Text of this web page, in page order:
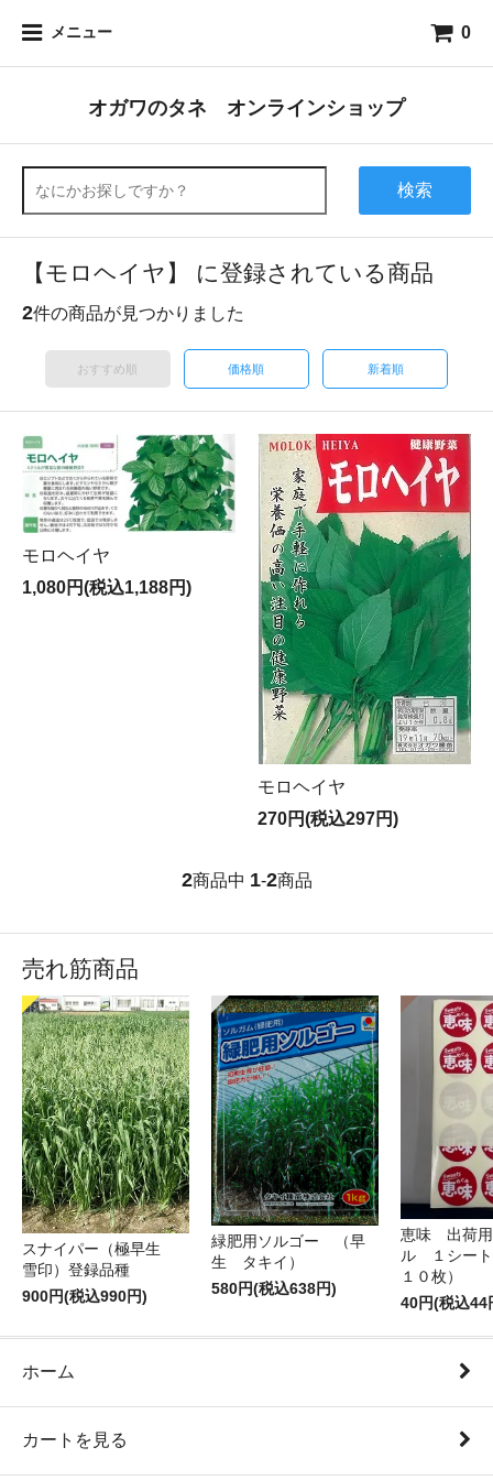
メニュー 0
オガワのタネ オンラインショップ
検索
【モロヘイヤ】 に登録されている商品
2件の商品が見つかりました
おすすめ順 価格順 新着順
モロヘイヤ
1,080円(税込1,188円)
モロヘイヤ
270円(税込297円)
2商品中 1-2商品
売れ筋商品
スナイパー（極早生
雪印）登録品種
900円(税込990円)
緑肥用ソルゴー （早
生 タキイ）
580円(税込638円)
恵味 出荷
ル １シート
１０枚）
40円(税込44
ホーム
カートを見る